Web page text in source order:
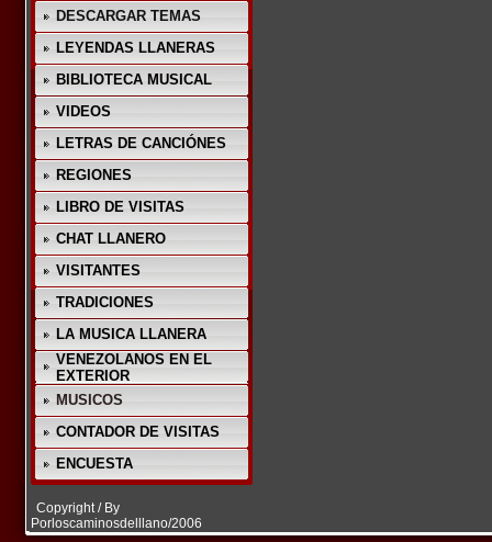
DESCARGAR TEMAS
LEYENDAS LLANERAS
BIBLIOTECA MUSICAL
VIDEOS
LETRAS DE CANCIÓNES
REGIONES
LIBRO DE VISITAS
CHAT LLANERO
VISITANTES
TRADICIONES
LA MUSICA LLANERA
VENEZOLANOS EN EL
EXTERIOR
MUSICOS
CONTADOR DE VISITAS
ENCUESTA
Copyright / By
Porloscaminosdelllano/2006